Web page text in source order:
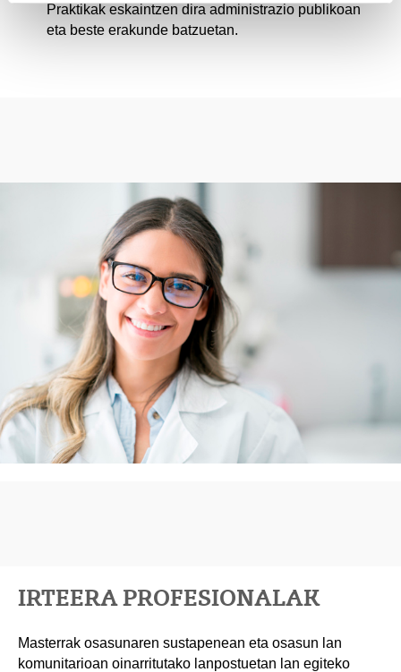
Praktikak eskaintzen dira administrazio publikoan
eta beste erakunde batzuetan.
IRTEERA PROFESIONALAK
Masterrak osasunaren sustapenean eta osasun lan
komunitarioan oinarritutako lanpostuetan lan egiteko